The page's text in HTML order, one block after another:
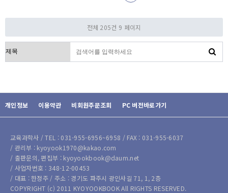
전체 205건 9 페이지
개인정보 이용약관 비회원주문조회 PC 버전바로가기
교육과학사 / TEL : 031-955-6956~6958 / FAX : 031-955-6037
/ 관리부 : kyoyook1970@kakao.com
/ 출판문의, 편집부 : kyoyookbook@daum.net
/ 사업자번호 : 348-12-00453
/ 대표 : 한정주 / 주소 : 경기도 파주시 광인사길 71, 1, 2층
COPYRIGHT (c) 2011 KYOYOOKBOOK All RIGHTS RESERVED.